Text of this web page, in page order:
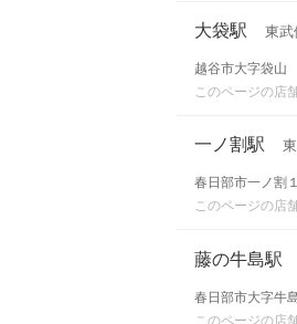
大袋駅 東武
越谷市大字袋山
このページの店
一ノ割駅
春日部市一ノ割
このページの店
藤の牛島駅
春日部市大字牛
このページの店